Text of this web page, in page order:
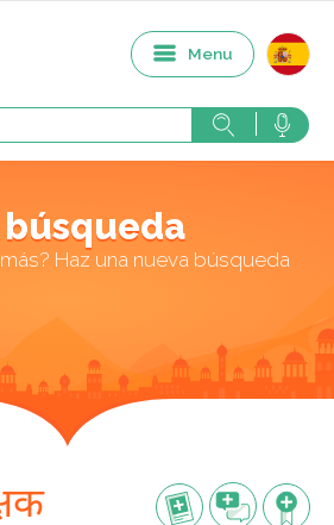
Menu
búsqueda
Haz una nueva búsqueda